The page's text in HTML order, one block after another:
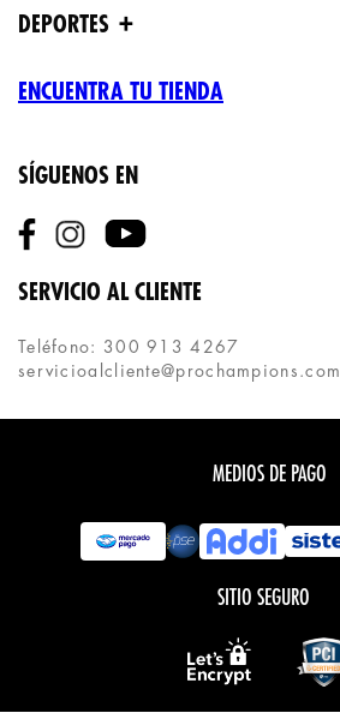
DEPORTES +
ENCUENTRA TU TIENDA
SÍGUENOS EN
SERVICIO AL CLIENTE
Teléfono: 300 913 4267
servicioalcliente@prochampions.com
MEDIOS DE PAGO
SITIO SEGURO